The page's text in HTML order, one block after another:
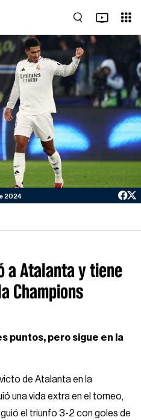
2024
a Atalanta y tiene
Champions
puntos, pero sigue en la
de Atalanta en la
una vida extra en el torneo,
el triunfo 3-2 con goles de